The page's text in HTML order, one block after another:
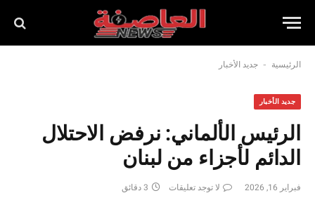
الرئيسية - جديد الأخبار
جديد الأخبار
الرئيس الألماني: نرفض الاحتلال
الدائم لأجزاء من لبنان
فبراير 16, 2026 لا توجد تعليقات 3 دقائق